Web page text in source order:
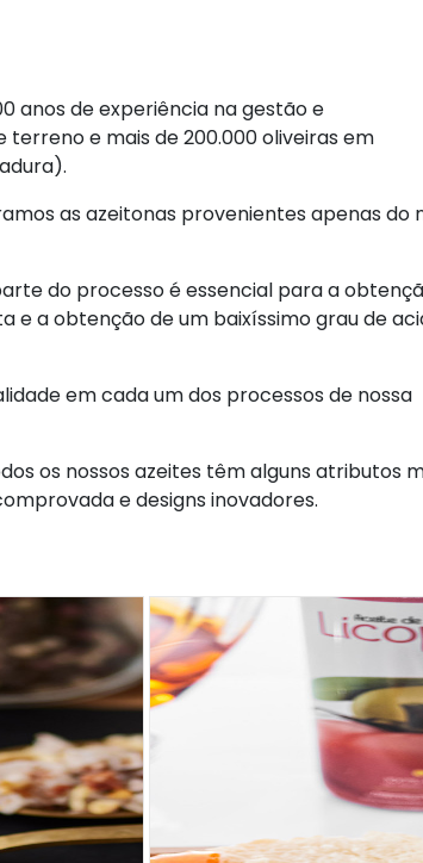
anos de experiência na gestão e
e mais de 200.000 oliveiras em
as azeitonas provenientes apenas do
do processo é essencial para a
e a obtenção de um baixíssimo grau de
em cada um dos processos de nossa
os nossos azeites têm alguns atributos
e designs inovadores.